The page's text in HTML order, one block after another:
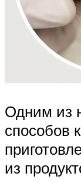
Одним из
способов
из